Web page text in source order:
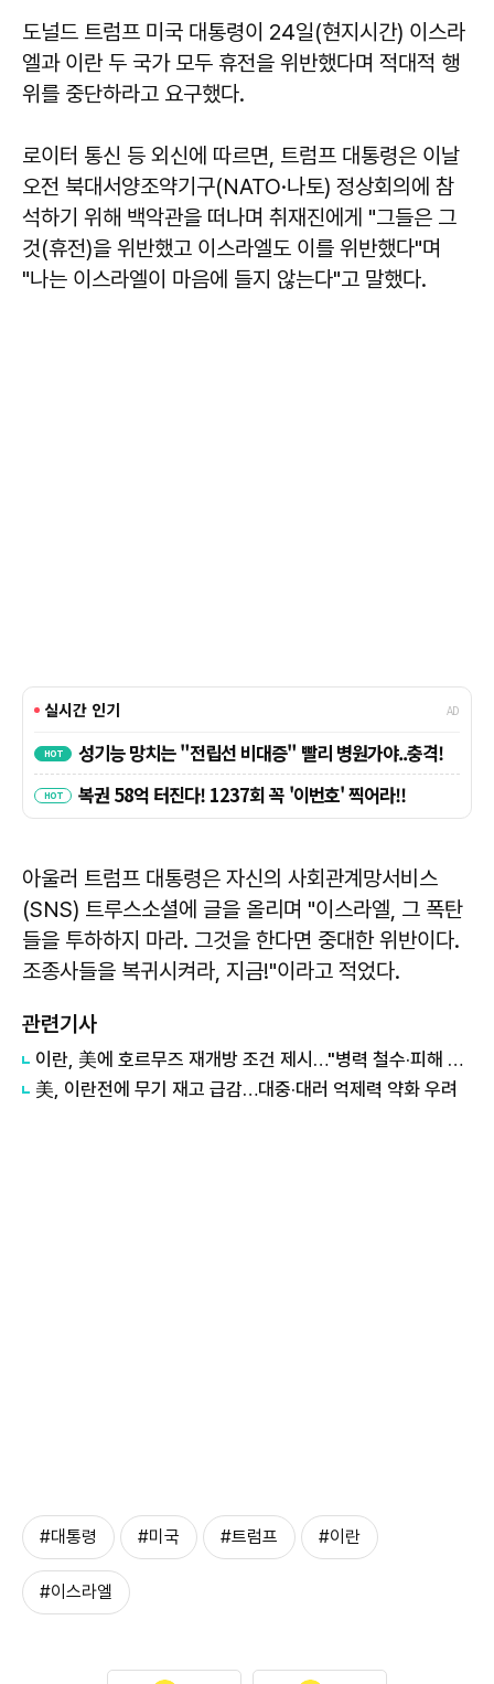
도널드 트럼프 미국 대통령이 24일(현지시간) 이스라
엘과 이란 두 국가 모두 휴전을 위반했다며 적대적 행
위를 중단하라고 요구했다.
로이터 통신 등 외신에 따르면, 트럼프 대통령은 이날
오전 북대서양조약기구(NATO·나토) 정상회의에 참
석하기 위해 백악관을 떠나며 취재진에게 "그들은 그
것(휴전)을 위반했고 이스라엘도 이를 위반했다"며
"나는 이스라엘이 마음에 들지 않는다"고 말했다.
아울러 트럼프 대통령은 자신의 사회관계망서비스
(SNS) 트루스소셜에 글을 올리며 "이스라엘, 그 폭탄
들을 투하하지 마라. 그것을 한다면 중대한 위반이다.
조종사들을 복귀시켜라, 지금!"이라고 적었다.
관련기사
이란, 美에 호르무즈 재개방 조건 제시…"병력 철수·피해 배상"
美, 이란전에 무기 재고 급감…대중·대러 억제력 약화 우려
#대통령 #미국 #트럼프 #이란
#이스라엘